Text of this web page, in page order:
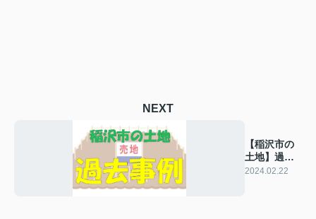
NEXT
【稲沢市の
土地】過去
の販売事例
2024.02.22